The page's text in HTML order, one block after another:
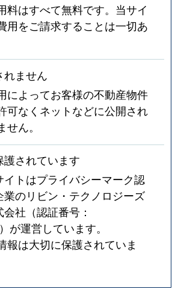
料はすべて無料です。当サイ
用をご請求することは一切あ
れません
によってお客様の不動産物件
可なくネットなどに公開され
ん。
されています
イトはプライバシーマーク認
業のリビン・テクノロジーズ
会社（認証番号：
）が運営しています。
報は大切に保護されていま